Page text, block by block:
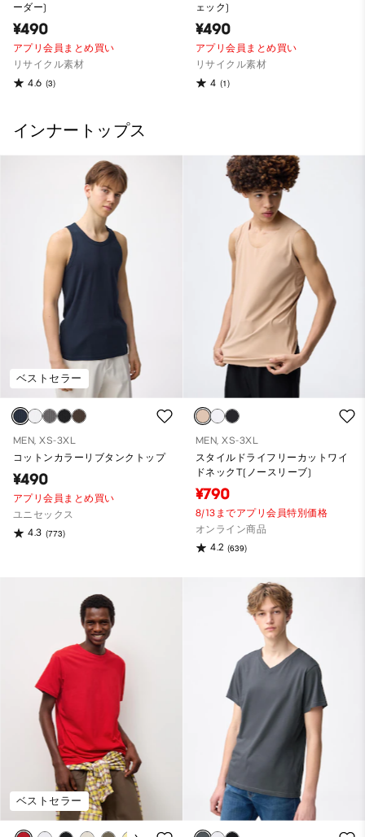
ーダー)
¥490
アプリ会員まとめ買い
リサイクル素材
4.6 (3)
ェック)
¥490
アプリ会員まとめ買い
リサイクル素材
4 (1)
インナートップス
ベストセラー
MEN, XS-3XL
コットンカラーリブタンクトップ
¥490
アプリ会員まとめ買い
ユニセックス
4.3 (773)
MEN, XS-3XL
スタイルドライフリーカットワイ
ドネックT(ノースリーブ)
¥790
8/13までアプリ会員特別価格
オンライン商品
4.2 (639)
ベストセラー